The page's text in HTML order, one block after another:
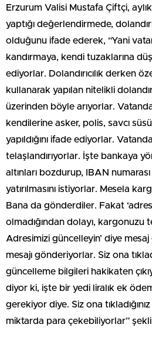
Erzurum Valisi Mustafa Çiftçi,
yaptığı değerlendirmede,
olduğunu ifade ederek, “Yani
kandırmaya, kendi tuzaklarına
ediyorlar. Dolandırıcılık derken
kullanarak yapılan nitelikli
üzerinden böyle arıyorlar.
kendilerine asker, polis, savcı
yapıldığını ifade ediyorlar.
telaşlandırıyorlar. İşte bankaya
altınları bozdurup, IBAN
yatırılmasını istiyorlar. Mesela
Bana da gönderdiler. Fakat
olmadığından dolayı, kargonuzu
Adresimizi güncelleyin’ diye
mesajı gönderiyorlar. Siz ona
güncelleme bilgileri hakikaten
diyor ki, işte bir yedi liralık ek
gerekiyor diye. Siz ona
miktarda para çekebiliyorlar”